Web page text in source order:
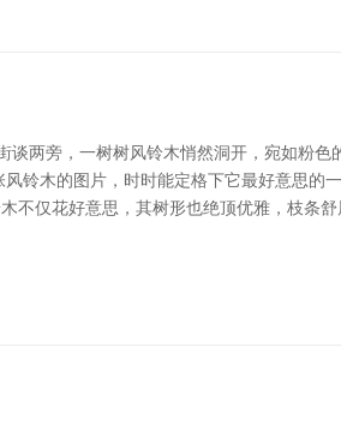
两旁，一树树风铃木悄然洞开，宛如粉
铃木的图片，时时能定格下它最好意思的
仅花好意思，其树形也绝顶优雅，枝条